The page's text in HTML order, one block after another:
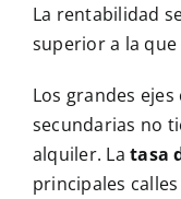
La rentabilidad
superior a la
Los grandes
secundarias no
alquiler. Latasa
principales